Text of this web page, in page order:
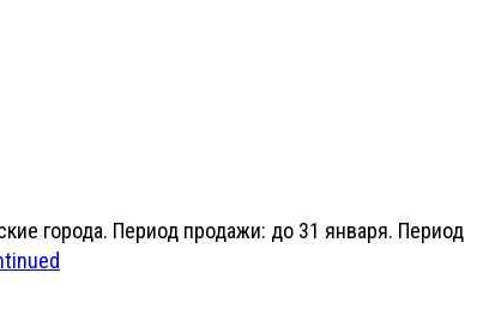
города. Период продажи: до 31 января. Период